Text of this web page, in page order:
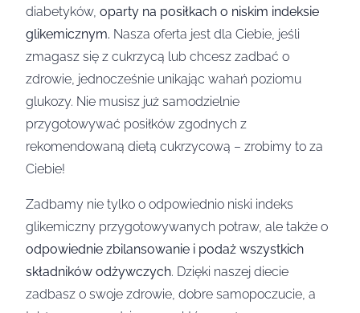
diabetyków, oparty na posiłkach o niskim indeksie
glikemicznym. Nasza oferta jest dla Ciebie, jeśli
zmagasz się z cukrzycą lub chcesz zadbać o
zdrowie, jednocześnie unikając wahań poziomu
glukozy. Nie musisz już samodzielnie
przygotowywać posiłków zgodnych z
rekomendowaną dietą cukrzycową – zrobimy to za
Ciebie!
Zadbamy nie tylko o odpowiednio niski indeks
glikemiczny przygotowywanych potraw, ale także o
odpowiednie zbilansowanie i podaż wszystkich
składników odżywczych. Dzięki naszej diecie
zadbasz o swoje zdrowie, dobre samopoczucie, a